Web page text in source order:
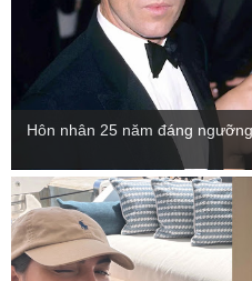
Hôn nhân 25 năm đáng ngưỡng